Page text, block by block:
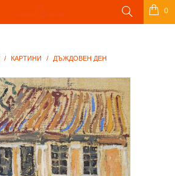
0
/ КАРТИНИ / ДЪЖДОВЕН ДЕН